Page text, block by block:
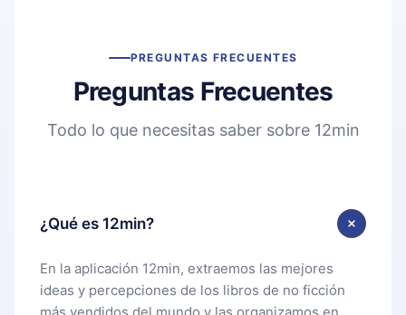
PREGUNTAS FRECUENTES
Preguntas Frecuentes
Todo lo que necesitas saber sobre 12min
¿Qué es 12min?
En la aplicación 12min, extraemos las mejores
ideas y percepciones de los libros de no ficción